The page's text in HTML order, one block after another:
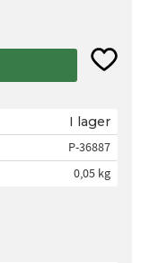
Lägg
I lager
P-36887
0,05 kg